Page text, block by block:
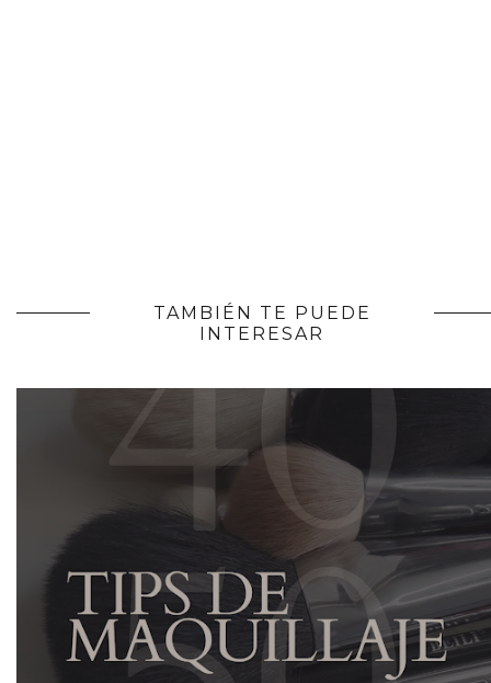
TAMBIÉN TE PUEDE
INTERESAR